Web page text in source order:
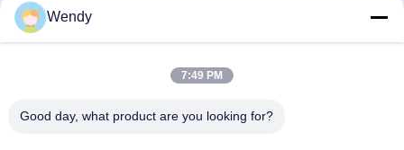
Wendy
7:49 PM
Good day, what product are you looking for?